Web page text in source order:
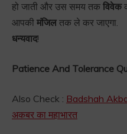
हो जाती और उस समय तक विवेक
आपकी मंजिल तक ले कर जाएगा.
धन्यवाद!
Patience And Tolerance
Also Check : Badshah
अकबर का महाभारत